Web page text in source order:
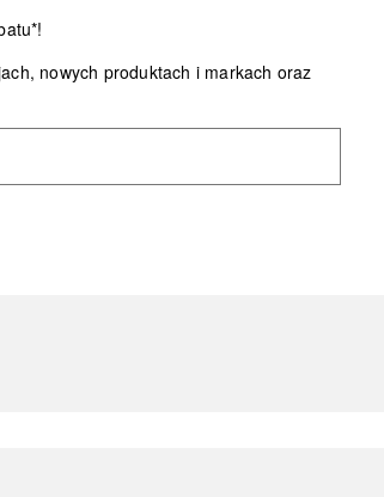
nowych produktach i markach oraz